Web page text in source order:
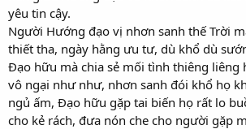
yêu tin cậy.
Người Hướng đạo vị nhơn sanh thế Trời
thiết tha, ngày hằng ưu tư, dù khổ dù
Đạo hữu mà chia sẻ mối tình thiêng liêng
vô ngại như như, nhơn sanh đói khổ họ
ngủ ấm, Đạo hữu gặp tai biến họ rất lo
cho kẻ rách, đưa nón che cho người gặp